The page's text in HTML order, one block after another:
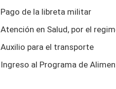
Pago de la libreta militar
Atención en Salud, por el
Auxilio para el transporte
Ingreso al Programa de